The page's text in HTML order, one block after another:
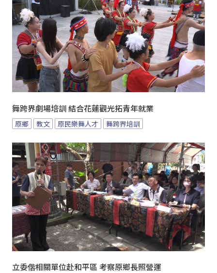
舞跨界劇場培訓 結合花蓮觀光拓青年就業
原鄉 教文 原民樂舞人才 舞跨界培訓
立委偕相關單位赴和平區 考察原鄉長照營運